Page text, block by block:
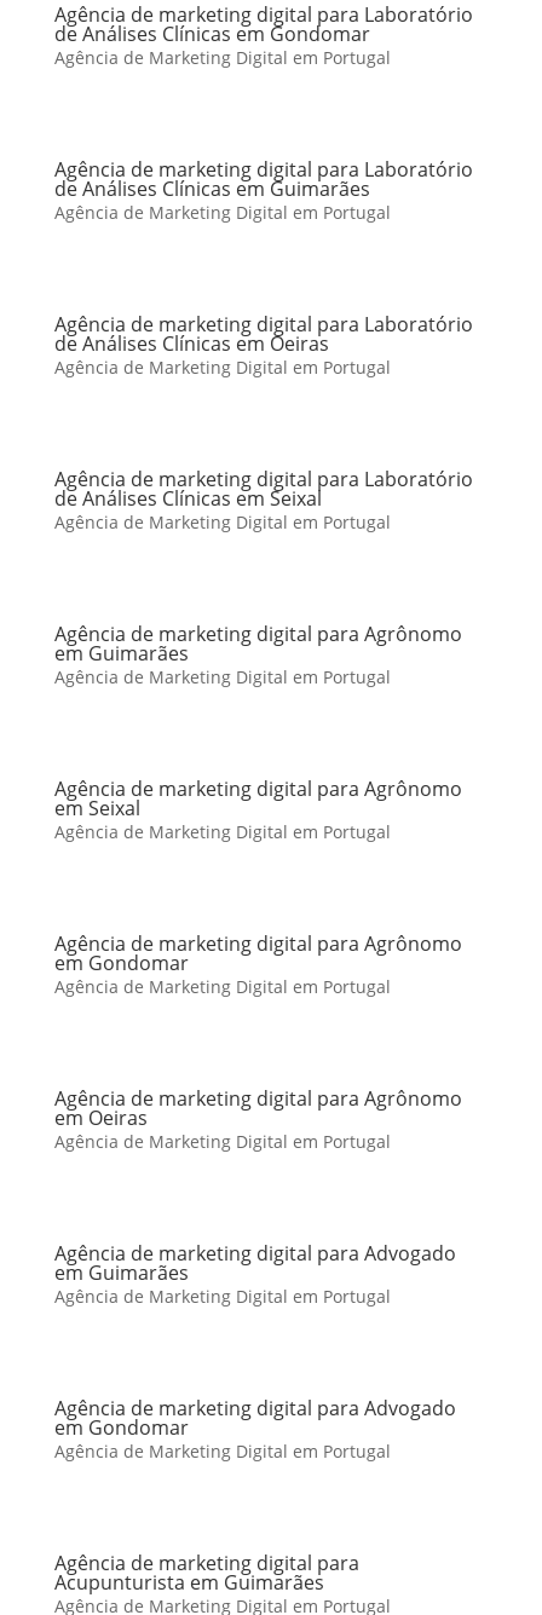
Agência de marketing digital para Laboratório
de Análises Clínicas em Gondomar
Agência de Marketing Digital em Portugal
Agência de marketing digital para Laboratório
de Análises Clínicas em Guimarães
Agência de Marketing Digital em Portugal
Agência de marketing digital para Laboratório
de Análises Clínicas em Oeiras
Agência de Marketing Digital em Portugal
Agência de marketing digital para Laboratório
de Análises Clínicas em Seixal
Agência de Marketing Digital em Portugal
Agência de marketing digital para Agrônomo
em Guimarães
Agência de Marketing Digital em Portugal
Agência de marketing digital para Agrônomo
em Seixal
Agência de Marketing Digital em Portugal
Agência de marketing digital para Agrônomo
em Gondomar
Agência de Marketing Digital em Portugal
Agência de marketing digital para Agrônomo
em Oeiras
Agência de Marketing Digital em Portugal
Agência de marketing digital para Advogado
em Guimarães
Agência de Marketing Digital em Portugal
Agência de marketing digital para Advogado
em Gondomar
Agência de Marketing Digital em Portugal
Agência de marketing digital para
Acupunturista em Guimarães
Agência de Marketing Digital em Portugal